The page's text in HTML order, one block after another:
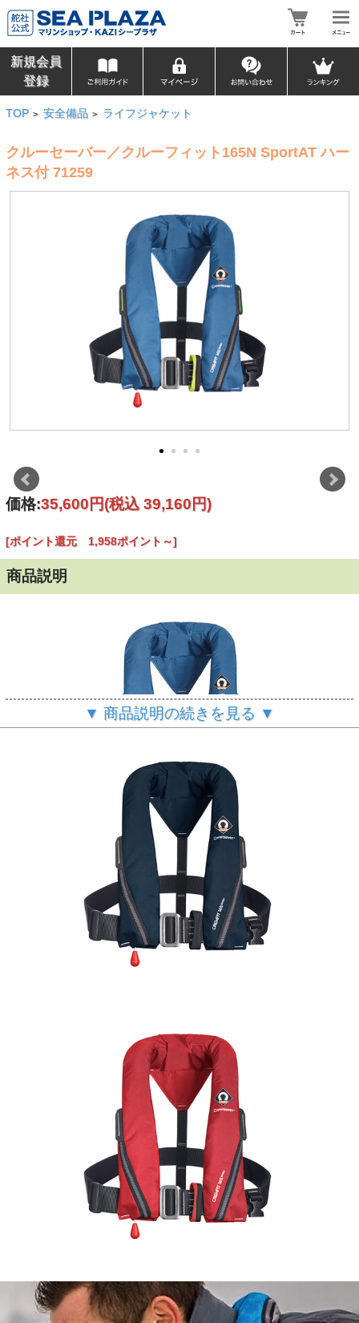
新規会員
登録
TOP > 安全備品 > ライフジャケット
クルーセーバー／クルーフィット165N SportAT ハー
ネス付 71259
価格:35,600円(税込 39,160円)
[ポイント還元 1,958ポイント～]
商品説明
体へのフィット感が抜群
股ひも付きの自動膨張式
水分感知タイプの補助機能自動膨張式ジャケット。
3Dデザインを採用し、身体へのフィット感が大幅に向上、
●お取り寄せ品になります。1週間以内に入荷できない場合
は、改めてご連絡させていただきます。
※注文を受けてから、空気の確認等の作業を行うため、入荷
までに2日ほどかかります
▼ 商品説明の続きを見る ▼